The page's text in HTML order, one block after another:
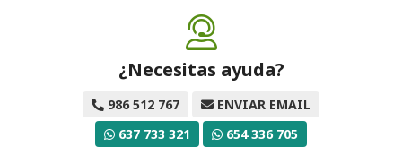
¿Necesitas ayuda?
986 512 767
ENVIAR EMAIL
637 733 321
654 336 705